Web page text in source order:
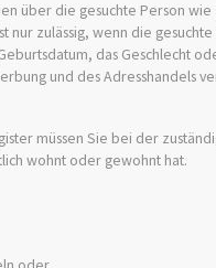
über die gesuchte Person
zulässig, wenn die
das Geschlecht
und des Adresshandels
müssen Sie bei der
wohnt oder gewohnt hat.